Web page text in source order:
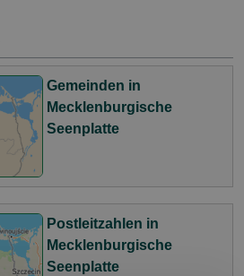
Gemeinden in
Mecklenburgische
Seenplatte
Postleitzahlen in
Mecklenburgische
Seenplatte